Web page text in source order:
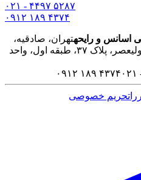
۰۲۱ - ۴۴۹۷ ۵۲۸۷
۰۹۱۲ ۱۸۹ ۴۳۷۴
اسانس و رایحهتهران، صادقیه،
نرسیده به ایستگاه مترو، خیابان ولیعصر، پلاک ۳۷، طبقه اول، واحد
۰۹۱۲ ۱۸۹ ۴۳۷۴
حریم خصوصی